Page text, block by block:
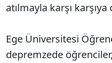
atılmayla karşı
Ege Üniversitesi
depremzede